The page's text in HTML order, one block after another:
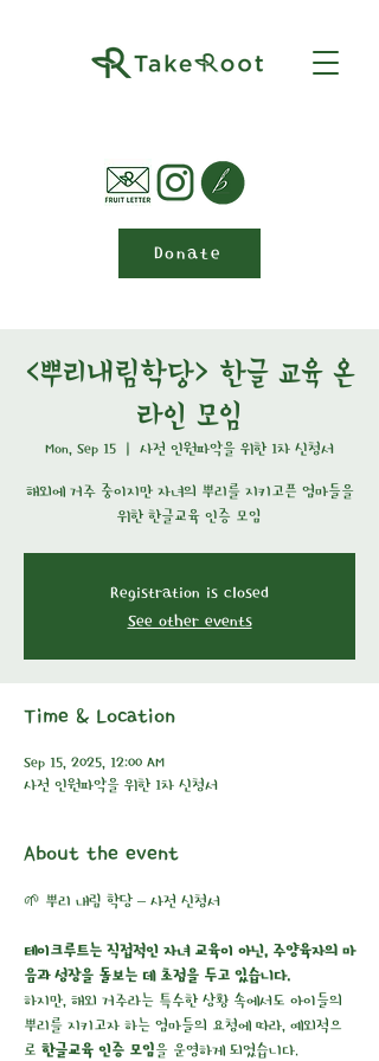
Donate
<뿌리내림학당> 한글 교육 온
라인 모임
Mon, Sep 15
  |
사전 인원파악을 위한 1차 신청서
해외에 거주 중이지만 자녀의 뿌리를 지키고픈 엄마들을
위한 한글교육 인증 모임
Registration is closed
See other events
Time & Location
Sep 15, 2025, 12:00 AM
사전 인원파악을 위한 1차 신청서
About the event
🌱 뿌리 내림 학당 – 사전 신청서
테이크루트는 직접적인 자녀 교육이 아닌, 주양육자의 마
음과 성장을 돌보는 데 초점을 두고 있습니다.
하지만, 해외 거주라는 특수한 상황 속에서도 아이들의
뿌리를 지키고자 하는 엄마들의 요청에 따라, 예외적으
로 한글교육 인증 모임을 운영하게 되었습니다.